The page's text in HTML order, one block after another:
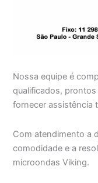
Nossa equipe é
qualificados,
fornecer assistência
Com atendimento a
comodidade e a
microondas Viking.